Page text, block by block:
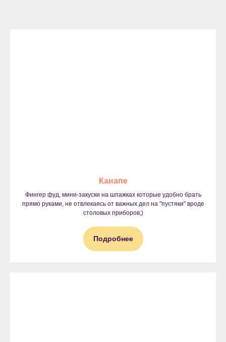
Канапе
Фингер фуд, мини-закуски на шпажках которые удобно брать
прямо руками, не отвлекаясь от важных дел на "пустяки" вроде
столовых приборов;)
Подробнее